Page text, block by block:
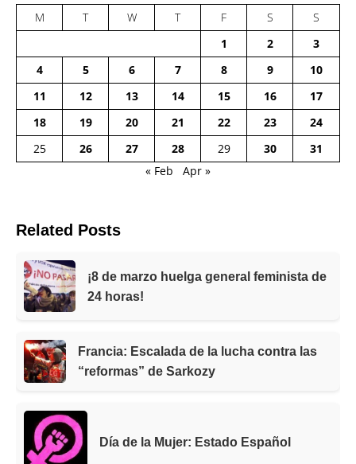
M
T W T F S
S
1
2
3
4
5 6 7 8 9
10
11
12 13 14 15 16
17
18
19 20 21 22 23
24
25
26 27 28 29 30
31
« Feb
Apr »
Related Posts
¡8 de marzo huelga general feminista de
24 horas!
Francia: Escalada de la lucha contra las
“reformas” de Sarkozy
Día de la Mujer: Estado Español